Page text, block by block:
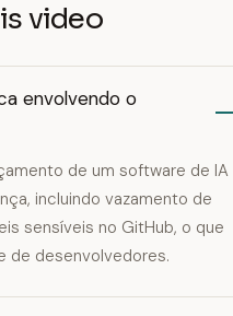
video
envolvendo o
de um software de IA
incluindo vazamento de
sensíveis no GitHub, o que
de desenvolvedores.